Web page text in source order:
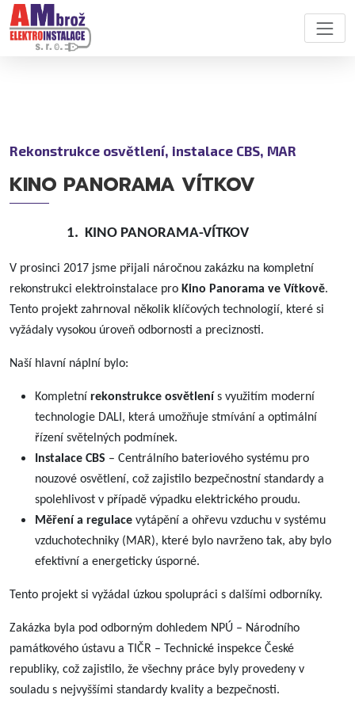
Rekonstrukce osvětlení, instalace CBS, MAR
KINO PANORAMA VÍTKOV
1. KINO PANORAMA-VÍTKOV
V prosinci 2017 jsme přijali náročnou zakázku na kompletní
rekonstrukci elektroinstalace pro Kino Panorama ve Vítkově.
Tento projekt zahrnoval několik klíčových technologií, které si
vyžádaly vysokou úroveň odbornosti a preciznosti.
Naší hlavní náplní bylo:
Kompletní rekonstrukce osvětlení s využitím moderní
technologie DALI, která umožňuje stmívání a optimální
řízení světelných podmínek.
Instalace CBS – Centrálního bateriového systému pro
nouzové osvětlení, což zajistilo bezpečnostní standardy a
spolehlivost v případě výpadku elektrického proudu.
Měření a regulace vytápění a ohřevu vzduchu v systému
vzduchotechniky (MAR), které bylo navrženo tak, aby bylo
efektivní a energeticky úsporné.
Tento projekt si vyžádal úzkou spolupráci s dalšími odborníky.
Zakázka byla pod odborným dohledem NPÚ – Národního
památkového ústavu a TIČR – Technické inspekce České
republiky, což zajistilo, že všechny práce byly provedeny v
souladu s nejvyššími standardy kvality a bezpečnosti.